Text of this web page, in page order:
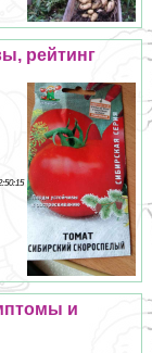
рейтинг
и